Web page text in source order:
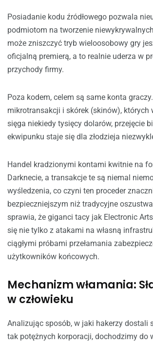
Posiadanie kodu źródłowego pozwala
podmiotom na tworzenie
może zniszczyć tryb wieloosobowy gry
oficjalną premierą, a to realnie uderza w
przychody firmy.
Poza kodem, celem są same konta
mikrotransakcji i skórek (skinów), których
sięga niekiedy tysięcy dolarów, przejęcie
ekwipunku staje się dla złodzieja
Handel kradzionymi kontami kwitnie na
Darknecie, a transakcje te są niemal
wyśledzenia, co czyni ten proceder
bezpieczniejszym niż tradycyjne
sprawia, że giganci tacy jak Electronic
się nie tylko z atakami na własną
ciągłymi próbami przełamania
użytkowników końcowych.
Mechanizm włamania:
w człowieku
Analizując sposób, w jaki hakerzy dostali
tak potężnych korporacji, dochodzimy do